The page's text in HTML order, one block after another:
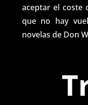
aceptar el coste
que no hay
novelas de Don